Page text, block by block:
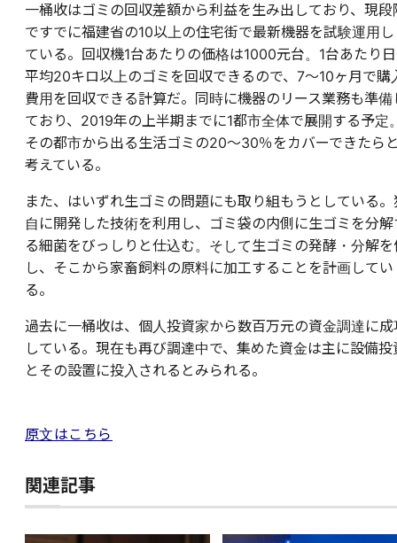
一桶收はゴミの回収差額から利益を生み出しており、現段
ですでに福建省の10以上の住宅街で最新機器を試験運用し
ている。回収機1台あたりの価格は1000元台。1台あたり日
平均20キロ以上のゴミを回収できるので、7～10ヶ月で購
費用を回収できる計算だ。同時に機器のリース業務も準備
ており、2019年の上半期までに1都市全体で展開する予定
その都市から出る生活ゴミの20～30％をカバーできたら
考えている。
また、はいずれ生ゴミの問題にも取り組もうとしている。
自に開発した技術を利用し、ゴミ袋の内側に生ゴミを分解
る細菌をびっしりと仕込む。そして生ゴミの発酵・分解を
し、そこから家畜飼料の原料に加工することを計画してい
る。
過去に一桶收は、個人投資家から数百万元の資金調達に成
している。現在も再び調達中で、集めた資金は主に設備投
とその設置に投入されるとみられる。
原文はこちら
関連記事